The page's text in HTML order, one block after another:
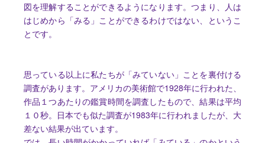
図を理解することができるようになります。つまり、人は
はじめから「みる」ことができるわけではない、というこ
とです。
思っている以上に私たちが「みていない」ことを裏付ける
調査があります。アメリカの美術館で1928年に行われた、
作品１つあたりの鑑賞時間を調査したもので、結果は平均
１０秒。日本でも似た調査が1983年に行われましたが、大
差ない結果が出ています。